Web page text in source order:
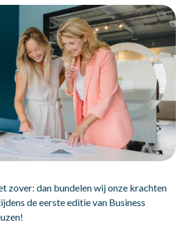
zover: dan bundelen wij onze krachten
de eerste editie van Business